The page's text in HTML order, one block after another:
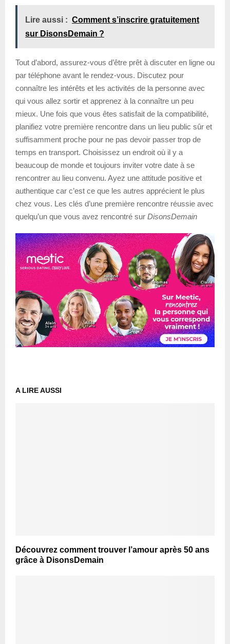
Lire aussi : Comment s’inscrire gratuitement
sur DisonsDemain ?
Tout d’abord, assurez-vous d’être prêt à discuter en ligne ou
par téléphone avant le rendez-vous. Discutez pour
connaître les intérêts et les activités de la personne avec
qui vous allez sortir et apprenez à la connaître un peu
mieux. Une fois que vous êtes satisfait de la compatibilité,
planifiez votre première rencontre dans un lieu public sûr et
suffisamment proche pour ne pas devoir passer trop de
temps en transport. Choisissez un endroit où il y a
beaucoup de monde et toujours inviter votre date à se
rencontrer au lieu convenu. Ayez une attitude positive et
authentique car c’est ce que les autres apprécient le plus
chez vous. Les clés d’une première rencontre réussie avec
quelqu’un que vous avez rencontré sur DisonsDemain
A LIRE AUSSI
Découvrez comment trouver l’amour après 50 ans
grâce à DisonsDemain